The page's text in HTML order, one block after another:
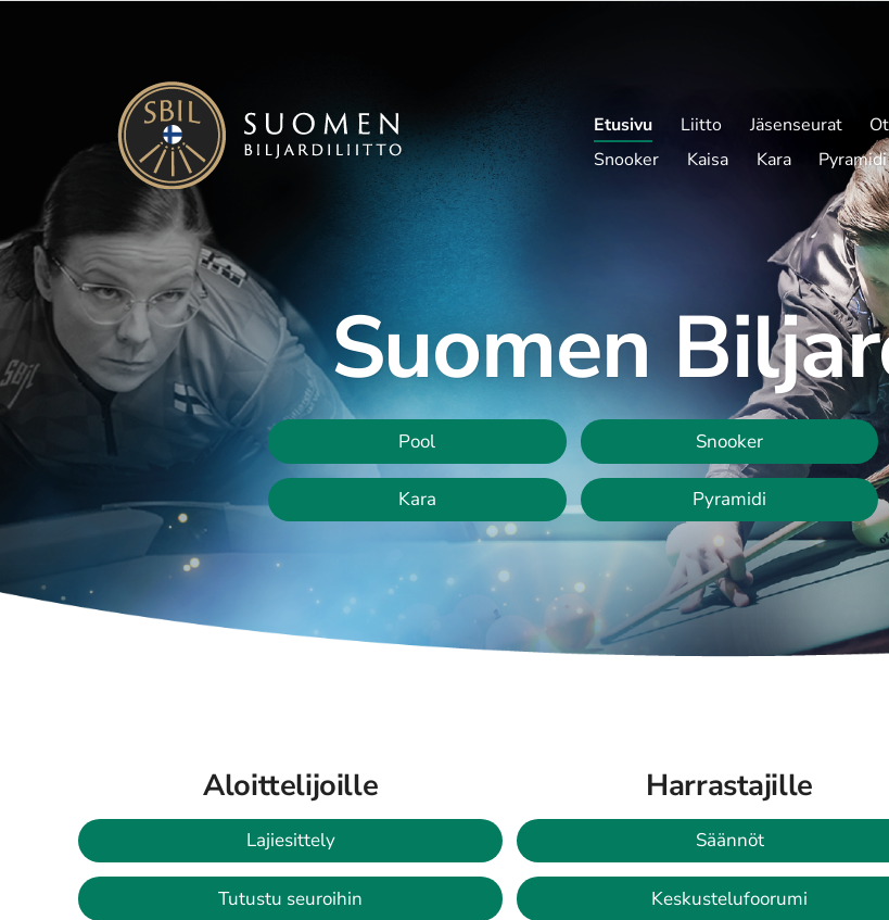
Suomen Biljardiliitto ry
Etusivu Liitto Jäsenseurat
Snooker
Kaisa Kara Pyramidi
Suomen
Pool Snooker
Kara Pyramidi
Aloittelijoille
Lajiesittely
Tutustu seuroihin
Harrastajille
Säännöt
Keskustelufoorumi